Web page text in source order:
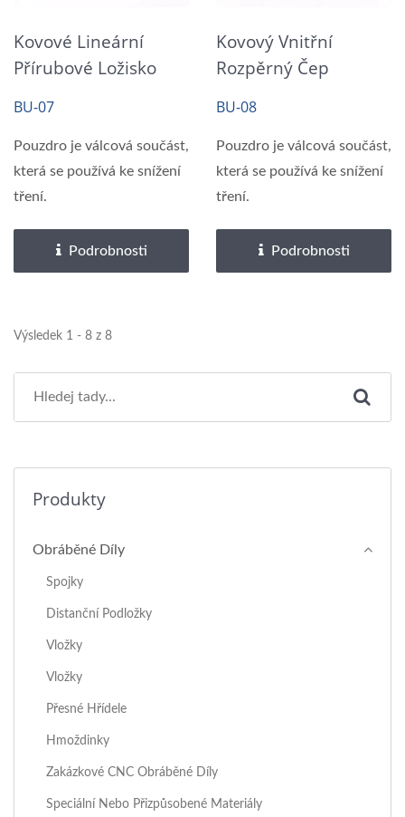
Kovové Lineární
Přírubové Ložisko
BU-07
Pouzdro je válcová součást,
která se používá ke snížení
tření.
Podrobnosti
Kovový Vnitřní
Rozpěrný Čep
BU-08
Pouzdro je válcová součást,
která se používá ke snížení
tření.
Podrobnosti
Výsledek 1 - 8 z 8
Produkty
Obráběné Díly
Spojky
Distanční Podložky
Vložky
Vložky
Přesné Hřídele
Hmoždinky
Zakázkové CNC Obráběné Díly
Speciální Nebo Přizpůsobené Materiály